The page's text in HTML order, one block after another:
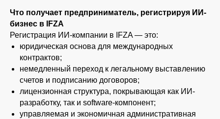
Что получает предприниматель, регистрируя ИИ-
бизнес в IFZA
Регистрация ИИ-компании в IFZA — это:
юридическая основа для международных
контрактов;
немедленный переход к легальному выставлению
счетов и подписанию договоров;
лицензионная структура, покрывающая как ИИ-
разработку, так и software-компонент;
управляемая и экономичная административная